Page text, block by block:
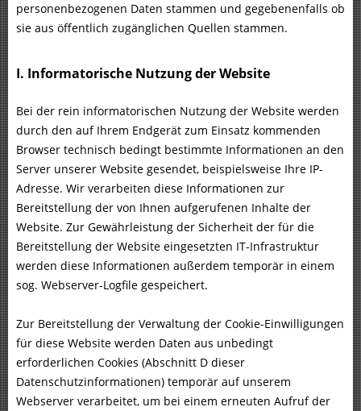
personenbezogenen Daten stammen und gegebenenfalls ob
sie aus öffentlich zugänglichen Quellen stammen.
I. Informatorische Nutzung der Website
Bei der rein informatorischen Nutzung der Website werden
durch den auf Ihrem Endgerät zum Einsatz kommenden
Browser technisch bedingt bestimmte Informationen an den
Server unserer Website gesendet, beispielsweise Ihre IP-
Adresse. Wir verarbeiten diese Informationen zur
Bereitstellung der von Ihnen aufgerufenen Inhalte der
Website. Zur Gewährleistung der Sicherheit der für die
Bereitstellung der Website eingesetzten IT-Infrastruktur
werden diese Informationen außerdem temporär in einem
sog. Webserver-Logfile gespeichert.
Zur Bereitstellung der Verwaltung der Cookie-Einwilligungen
für diese Website werden Daten aus unbedingt
erforderlichen Cookies (Abschnitt D dieser
Datenschutzinformationen) temporär auf unserem
Webserver verarbeitet, um bei einem erneuten Aufruf der